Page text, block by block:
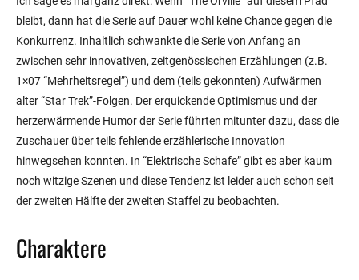
bleibt, dann hat die Serie auf Dauer wohl keine Chance gegen die
Konkurrenz. Inhaltlich schwankte die Serie von Anfang an
zwischen sehr innovativen, zeitgenössischen Erzählungen (z.B.
1×07 “Mehrheitsregel”) und dem (teils gekonnten) Aufwärmen
alter “Star Trek”-Folgen. Der erquickende Optimismus und der
herzerwärmende Humor der Serie führten mitunter dazu, dass die
Zuschauer über teils fehlende erzählerische Innovation
hinwegsehen konnten. In “Elektrische Schafe” gibt es aber kaum
noch witzige Szenen und diese Tendenz ist leider auch schon seit
der zweiten Hälfte der zweiten Staffel zu beobachten.
Charaktere